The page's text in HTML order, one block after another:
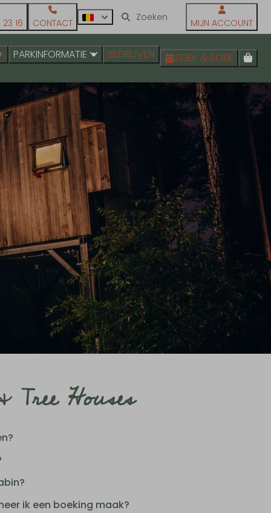
16 CONTACT MIJN ACCOUNT
PARKINFORMATIE BEDRIJVEN ZOEK & BOEK
Tree Houses
ik een boeking maak?